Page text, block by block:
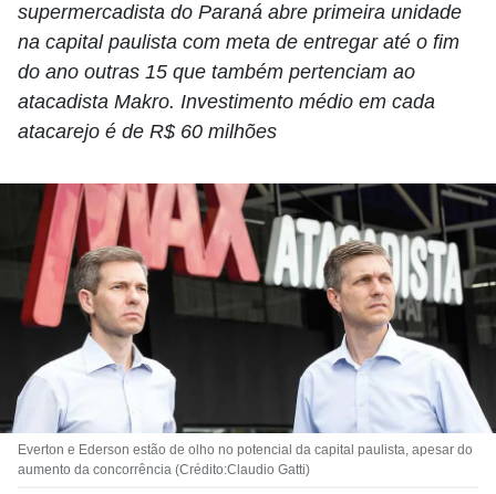
supermercadista do Paraná abre primeira unidade
na capital paulista com meta de entregar até o fim
do ano outras 15 que também pertenciam ao
atacadista Makro. Investimento médio em cada
atacarejo é de R$ 60 milhões
Everton e Ederson estão de olho no potencial da capital paulista, apesar do
aumento da concorrência (Crédito:Claudio Gatti)